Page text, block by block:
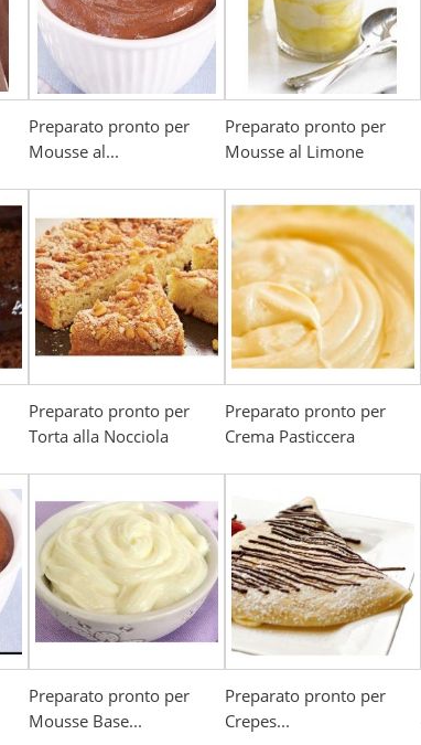
Preparato pronto per
Mousse al...
Preparato pronto per
Mousse al Limone
Preparato pronto per
Torta alla Nocciola
Preparato pronto per
Crema Pasticcera
Preparato pronto per
Mousse Base...
Preparato pronto per
Crepes...